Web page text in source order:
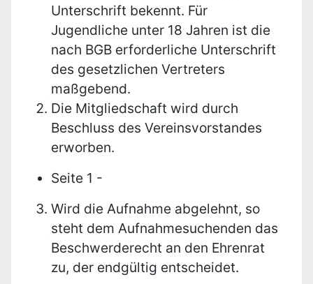
Unterschrift bekennt. Für
Jugendliche unter 18 Jahren ist die
nach BGB erforderliche Unterschrift
des gesetzlichen Vertreters
maßgebend.
Die Mitgliedschaft wird durch
Beschluss des Vereinsvorstandes
erworben.
Seite 1 -
Wird die Aufnahme abgelehnt, so
steht dem Aufnahmesuchenden das
Beschwerderecht an den Ehrenrat
zu, der endgültig entscheidet.